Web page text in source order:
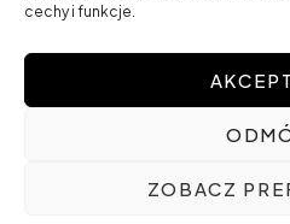
cechy i funkcje.
ZOBACZ
Projekt i